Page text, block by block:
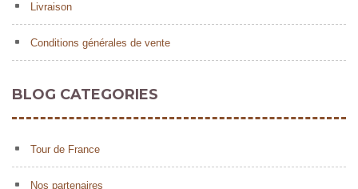
Livraison
Conditions générales de vente
BLOG CATEGORIES
Tour de France
Nos partenaires